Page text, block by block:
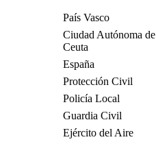
País Vasco
Ciudad Autónoma de
Ceuta
España
Protección Civil
Policía Local
Guardia Civil
Ejército del Aire